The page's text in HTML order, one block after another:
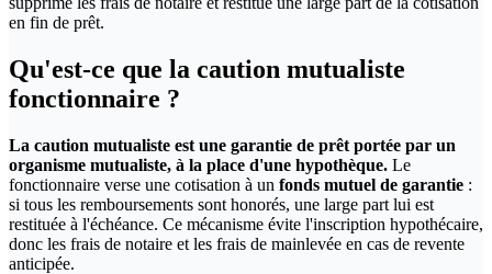
en fin de prêt.
Qu'est-ce que la caution mutualiste
fonctionnaire ?
La caution mutualiste est une garantie de prêt portée par un
organisme mutualiste, à la place d'une hypothèque. Le
fonctionnaire verse une cotisation à un fonds mutuel de garantie :
si tous les remboursements sont honorés, une large part lui est
restituée à l'échéance. Ce mécanisme évite l'inscription hypothécaire,
donc les frais de notaire et les frais de mainlevée en cas de revente
anticipée.